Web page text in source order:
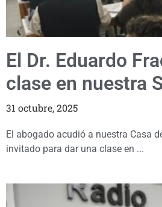
El Dr. Eduardo
clase en nuestra
31 octubre, 2025
El abogado acudió a nuestra Casa
invitado para dar una clase en ...